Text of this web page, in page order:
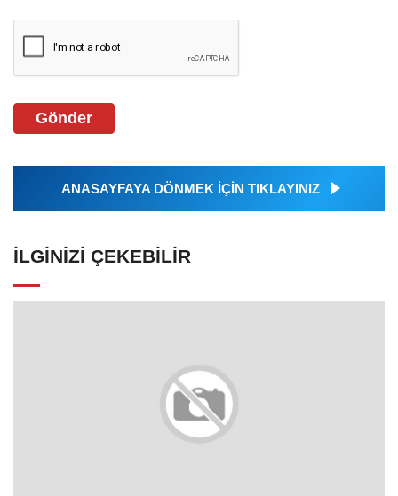
Gönder
ANASAYFAYA DÖNMEK İÇİN TIKLAYINIZ
İLGINIZI ÇEKEBILIR